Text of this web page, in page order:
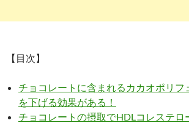
【目次】
チョコレートに含まれるカカオポリフ
を下げる効果がある！
チョコレートの摂取でHDLコレステロ